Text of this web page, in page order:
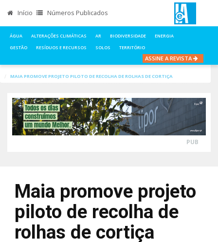
Início Números Publicados
ÁGUA ALTERAÇÕES CLIMÁTICAS AR BIODIVERSIDADE
ENERGIA
GESTÃO
RESÍDUOS E RECURSOS SOLOS TERRITÓRIO
ASSINE A REVISTA
MAIA PROMOVE PROJETO PILOTO DE RECOLHA DE ROLHAS DE CORTIÇA
PUB
Maia promove projeto
piloto de recolha de
rolhas de cortiça